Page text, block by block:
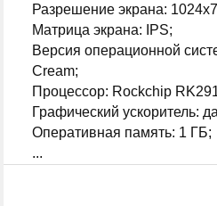
Разрешение экрана:
Матрица экрана: IPS;
Версия операционной
Cream;
Процессор: Rockchip
Графический ускоритель:
Оперативная память: 1 ГБ;
...